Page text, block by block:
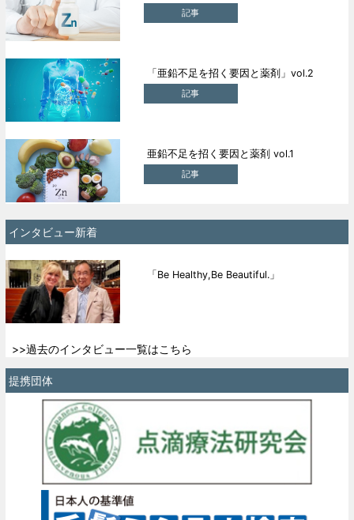
記事
「亜鉛不足を招く要因と薬剤」vol.2
記事
亜鉛不足を招く要因と薬剤 vol.1
記事
インタビュー新着
「Be Healthy,Be Beautiful.」
>>過去のインタビュー一覧はこちら
提携団体